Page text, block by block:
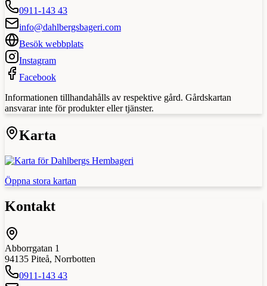
0911-143 43
info@dahlbergsbageri.com
Besök webbplats
Instagram
Facebook
Informationen tillhandahålls av respektive gård. Gårdskartan
ansvarar inte för produkter eller tjänster.
Karta
Öppna stora kartan
Kontakt
Abborrgatan 1
94135 Piteå, Norrbotten
0911-143 43